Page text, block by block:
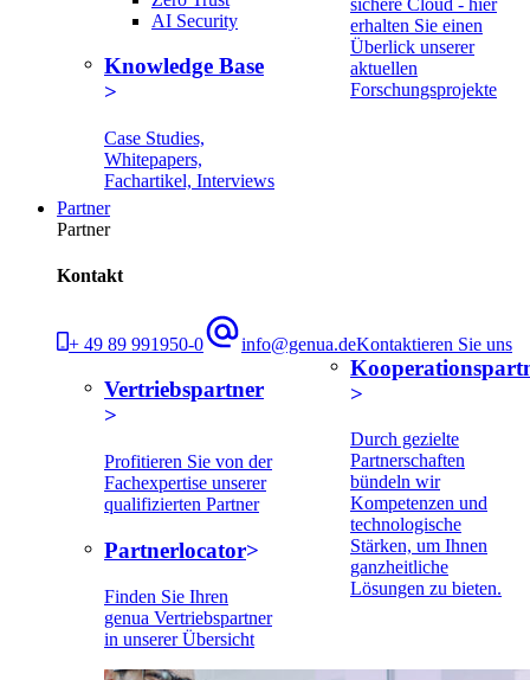
AI Security
Knowledge Base
Case Studies,
Whitepapers,
Fachartikel, Interviews
erhalten Sie einen
Überlick unserer
aktuellen
Forschungsprojekte
Partner
Partner
Kontakt
+ 49 89 991950-0 info@genua.deKontaktieren Sie uns
Vertriebspartner
Profitieren Sie von der
Fachexpertise unserer
qualifizierten Partner
Partnerlocator
Finden Sie Ihren
genua Vertriebspartner
in unserer Übersicht
Durch gezielte
Partnerschaften
bündeln wir
Kompetenzen und
technologische
Stärken, um Ihnen
ganzheitliche
Lösungen zu bieten.